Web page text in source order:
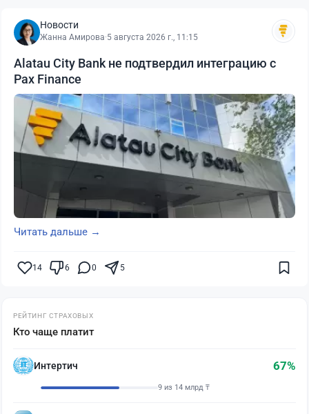
Новости
Жанна Амирова·5 августа 2026 г., 11:15
Alatau City Bank не подтвердил интеграцию с
Pax Finance
Читать дальше →
14 6 0 5
РЕЙТИНГ СТРАХОВЫХ
Кто чаще платит
Интертич 67%
9 из 14 млрд ₸